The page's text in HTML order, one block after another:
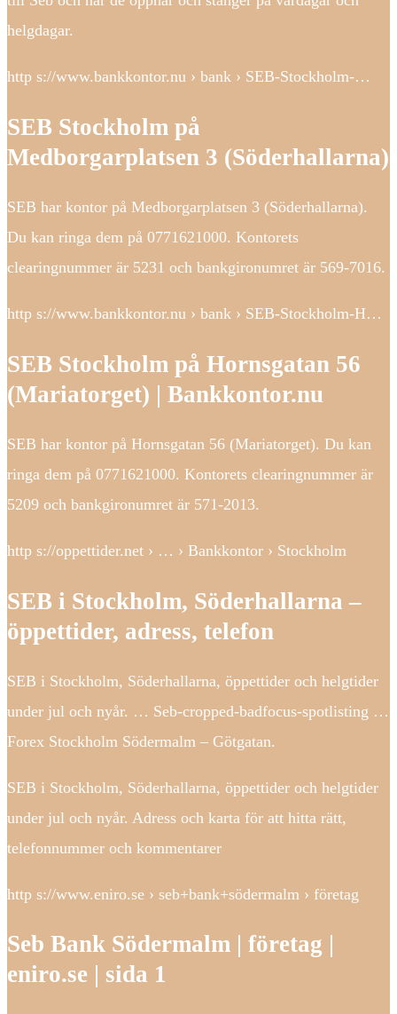
helgdagar.
http s://www.bankkontor.nu › bank › SEB-Stockholm-…
SEB Stockholm på
Medborgarplatsen 3 (Söderhallarna)
SEB har kontor på Medborgarplatsen 3 (Söderhallarna).
Du kan ringa dem på 0771621000. Kontorets
clearingnummer är 5231 och bankgironumret är 569-7016.
http s://www.bankkontor.nu › bank › SEB-Stockholm-H…
SEB Stockholm på Hornsgatan 56
(Mariatorget) | Bankkontor.nu
SEB har kontor på Hornsgatan 56 (Mariatorget). Du kan
ringa dem på 0771621000. Kontorets clearingnummer är
5209 och bankgironumret är 571-2013.
http s://oppettider.net › … › Bankkontor › Stockholm
SEB i Stockholm, Söderhallarna –
öppettider, adress, telefon
SEB i Stockholm, Söderhallarna, öppettider och helgtider
under jul och nyår. … Seb-cropped-badfocus-spotlisting …
Forex Stockholm Södermalm – Götgatan.
SEB i Stockholm, Söderhallarna, öppettider och helgtider
under jul och nyår. Adress och karta för att hitta rätt,
telefonnummer och kommentarer
http s://www.eniro.se › seb+bank+södermalm › företag
Seb Bank Södermalm | företag |
eniro.se | sida 1